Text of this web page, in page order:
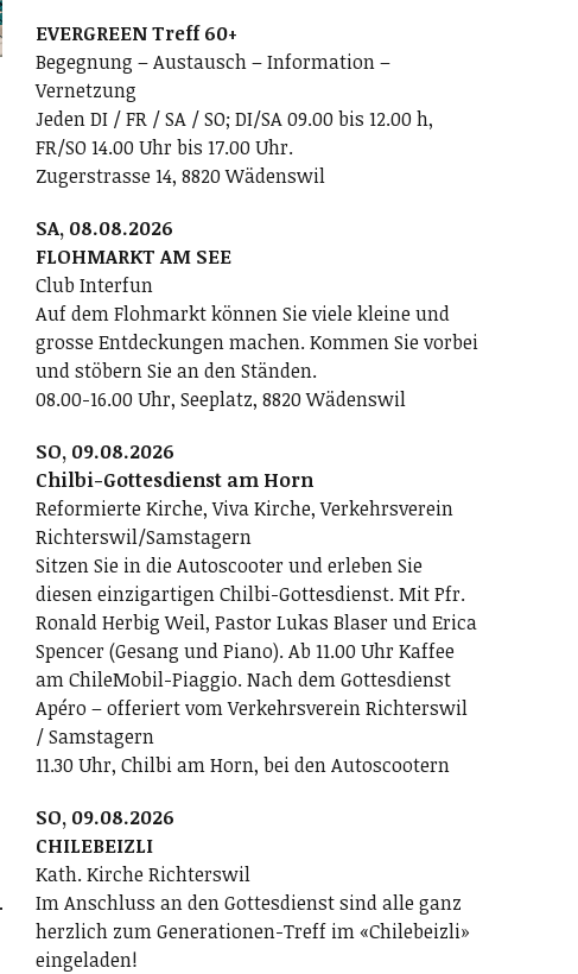
EVERGREEN Treff 60+
Begegnung – Austausch – Information –
Vernetzung
Jeden DI / FR / SA / SO; DI/SA 09.00 bis 12.00 h,
FR/SO 14.00 Uhr bis 17.00 Uhr.
Zugerstrasse 14, 8820 Wädenswil
SA, 08.08.2026
FLOHMARKT AM SEE
Club Interfun
Auf dem Flohmarkt können Sie viele kleine und
grosse Entdeckungen machen. Kommen Sie vorbei
und stöbern Sie an den Ständen.
08.00-16.00 Uhr, Seeplatz, 8820 Wädenswil
SO, 09.08.2026
Chilbi-Gottesdienst am Horn
Reformierte Kirche, Viva Kirche, Verkehrsverein
Richterswil/Samstagern
Sitzen Sie in die Autoscooter und erleben Sie
diesen einzigartigen Chilbi-Gottesdienst. Mit Pfr.
Ronald Herbig Weil, Pastor Lukas Blaser und Erica
Spencer (Gesang und Piano). Ab 11.00 Uhr Kaffee
am ChileMobil-Piaggio. Nach dem Gottesdienst
Apéro – offeriert vom Verkehrsverein Richterswil
/ Samstagern
11.30 Uhr, Chilbi am Horn, bei den Autoscootern
SO, 09.08.2026
CHILEBEIZLI
Kath. Kirche Richterswil
Im Anschluss an den Gottesdienst sind alle ganz
herzlich zum Generationen-Treff im «Chilebeizli»
eingeladen!